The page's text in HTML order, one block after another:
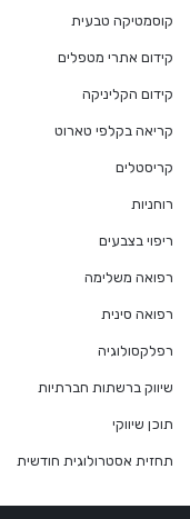
קוסמטיקה טבעית
קידום אתרי מטפלים
קידום הקליניקה
קריאה בקלפי טארוט
קריסטלים
רוחניות
ריפוי בצבעים
רפואה משלימה
רפואה סינית
רפלקסולוגיה
שיווק ברשתות חברתיות
תוכן שיווקי
תחזית אסטרולוגית חודשית